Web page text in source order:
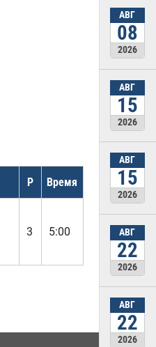
Р Время
3
5:00
АВГ
08
2026
АВГ
15
2026
АВГ
15
2026
АВГ
22
2026
АВГ
22
2026